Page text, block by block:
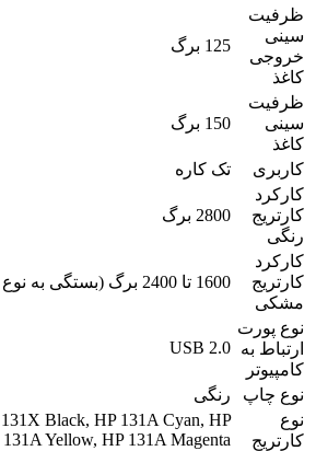
ظرفیت
سینی
خروجی
کاغذ
125 برگ
ظرفیت
سینی
کاغذ
150 برگ
کاربری
تک کاره
کارکرد
کارتریج
رنگی
2800 برگ
کارکرد
کارتریج
مشکی
1600 تا 2400 برگ (بستگی به نوع کارتریج دارد)
نوع پورت
ارتباط به
کامپیوتر
USB 2.0
نوع چاپ
رنگی
نوع
کارتریج
Black, HP 131A Cyan, HP
131A Yellow, HP 131A Magenta